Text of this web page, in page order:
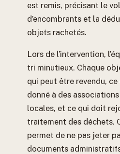
est remis, précisant le
d’encombrants et la
objets rachetés.
Lors de l’intervention,
tri minutieux. Chaque
qui peut être revendu,
donné à des
locales, et ce qui doit
traitement des déchets.
permet de ne pas jeter
documents